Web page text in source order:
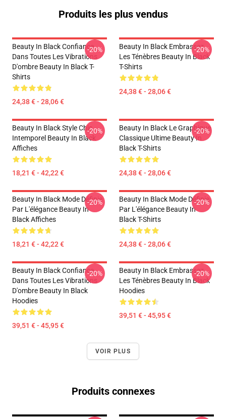
Produits les plus vendus
Beauty In Black Confiance
Dans Toutes Les Vibrations
D'ombre Beauty In Black T-
Shirts
24,38 € - 28,06 €
-20%
Beauty In Black Embrassez
Les Ténèbres Beauty In Black
T-Shirts
24,38 € - 28,06 €
-20%
Beauty In Black Style Chic
Intemporel Beauty In Black
Affiches
18,21 € - 42,22 €
-20%
Beauty In Black Le Graphique
Classique Ultime Beauty In
Black T-Shirts
24,38 € - 28,06 €
-20%
Beauty In Black Mode Définie
Par L'élégance Beauty In
Black Affiches
18,21 € - 42,22 €
-20%
Beauty In Black Mode Définie
Par L'élégance Beauty In
Black T-Shirts
24,38 € - 28,06 €
-20%
Beauty In Black Confiance
Dans Toutes Les Vibrations
D'ombre Beauty In Black
Hoodies
39,51 € - 45,95 €
-20%
Beauty In Black Embrassez
Les Ténèbres Beauty In Black
Hoodies
39,51 € - 45,95 €
-20%
VOIR PLUS
Produits connexes